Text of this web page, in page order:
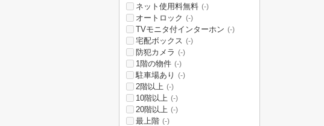
ネット使用料無料 (-)
オートロック (-)
TVモニタ付インターホン (-)
宅配ボックス (-)
防犯カメラ (-)
1階の物件 (-)
駐車場あり (-)
2階以上 (-)
10階以上 (-)
20階以上 (-)
最上階 (-)